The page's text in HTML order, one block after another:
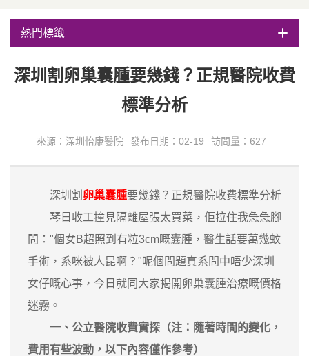
熱門標籤
深圳割卵巢囊腫要幾錢？正規醫院收費
標準分析
來源：深圳怡康醫院 發布日期：02-19 訪問量：627
深圳割 卵巢囊腫要幾錢？正規醫院收費標準分析
琴日收工撞見隔離屋張太買菜，佢拉住我急急腳
問："個女B超照到有粒3cm嘅囊腫，醫生話要萬幾蚊
手術，系咪被人昆啊？"呢個問題真系問中唔少深圳
女仔嘅心事，今日就同大家揭開卵巢囊腫治療嘅價格
迷霧。
一、公立醫院收費實探（注：隨著時間的變化，
費用有些波動，以下內容僅作參考）